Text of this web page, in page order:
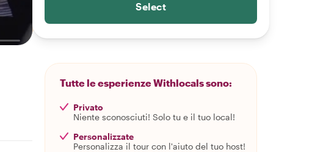
Select
Tutte le esperienze Withlocals sono:
Privato
Niente sconosciuti! Solo tu e il tuo local!
Personalizzate
Personalizza il tour con l'aiuto del tuo host!